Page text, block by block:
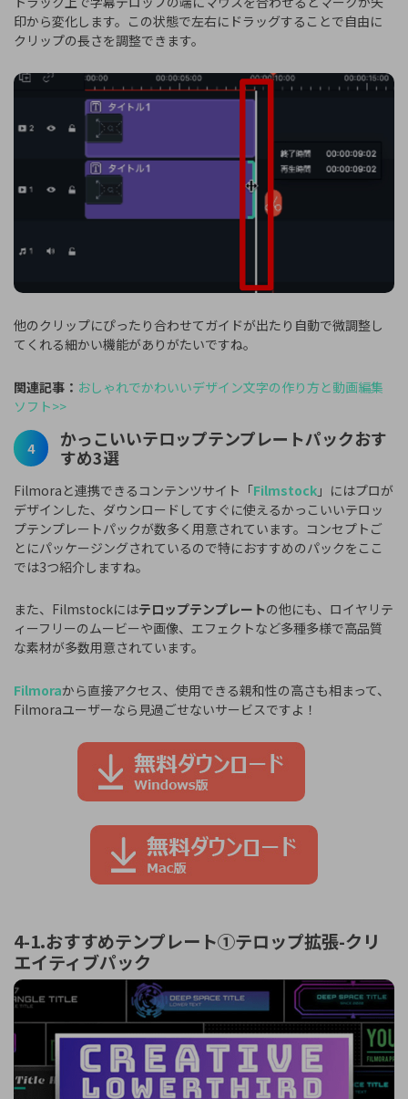
印から変化します。この状態で左右にドラッグすることで自由に
クリップの長さを調整できます。
他のクリップにぴったり合わせてガイドが出たり自動で微調整し
てくれる細かい機能がありがたいですね。
関連記事： おしゃれでかわいいデザイン文字の作り方と動画編集
ソフト>>
4
かっこいいテロップテンプレートパックおす
すめ3選
Filmoraと連携できるコンテンツサイト「Filmstock 」にはプロが
デザインした、ダウンロードしてすぐに使えるかっこいいテロッ
プテンプレートパックが数多く用意されています。コンセプトご
とにパッケージングされているので特におすすめのパックをここ
では3つ紹介しますね。
また、Filmstockにはテロップテンプレートの他にも、ロイヤリテ
ィーフリーのムービーや画像、エフェクトなど多種多様で高品質
な素材が多数用意されています。
Filmoraから直接アクセス、使用できる親和性の高さも相まって、
Filmoraユーザーなら見過ごせないサービスですよ！
4-1.おすすめテンプレート①テロップ拡張-クリ
エイティブパック